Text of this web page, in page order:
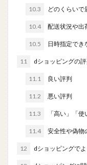
10.3 どのくらいで
10.4 配送状況や出
10.5 日時指定でき
11 dショッピングの
11.1 良い評判
11.2 悪い評判
11.3 「高い」「
11.4 安全性や偽物
12 dショッピングで